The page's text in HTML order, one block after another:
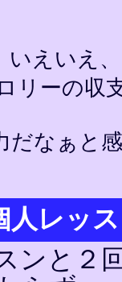
いえいえ
リーの収
だなぁと
レッ
ンと２